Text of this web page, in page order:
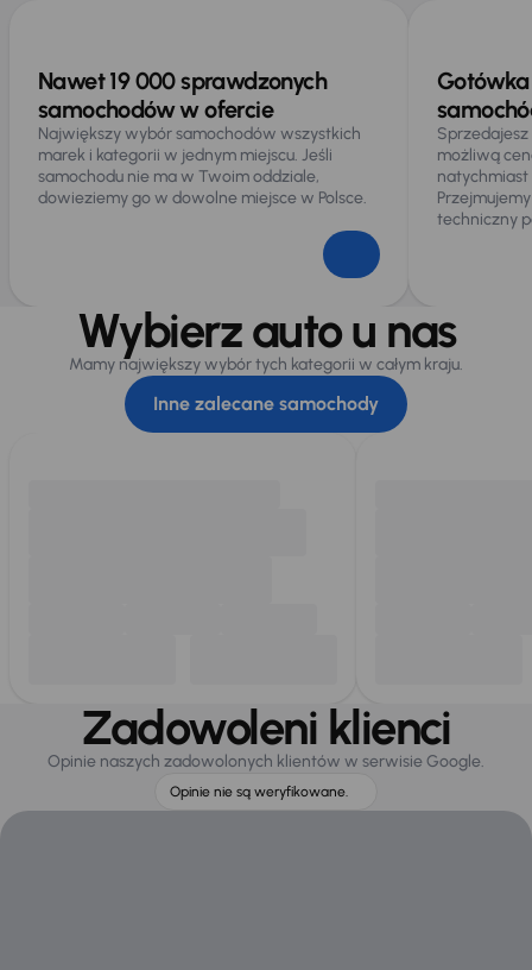
Nawet 19 000 sprawdzonych
samochodów w ofercie
Największy wybór samochodów wszystkich
marek i kategorii w jednym miejscu. Jeśli
samochodu nie ma w Twoim oddziale,
dowieziemy go w dowolne miejsce w Polsce.
możliwą
techniczny
Wybierz auto u nas
Mamy największy wybór tych kategorii w całym kraju.
Inne zalecane samochody
Zadowoleni klienci
Opinie naszych zadowolonych klientów w serwisie Google.
Opinie nie są weryfikowane.